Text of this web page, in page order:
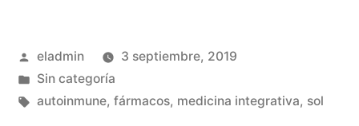
qué
consiste?»
Publicado
por
eladmin
3 septiembre, 2019
Publicado
en
Sin categoría
Etiquetas:
autoinmune, fármacos, medicina integrativa, sol